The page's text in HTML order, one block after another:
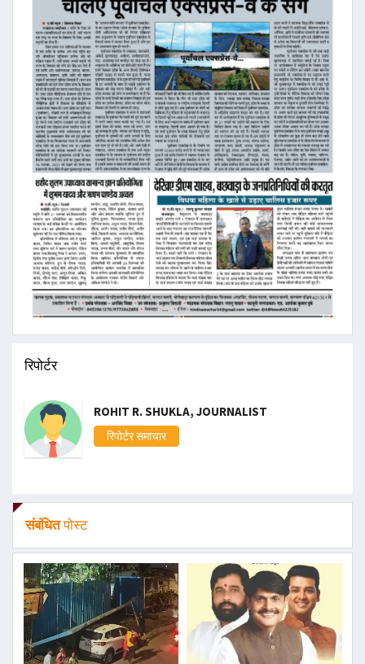
रिपोर्टर
ROHIT R. SHUKLA, JOURNALIST
रिपोर्टर समाचार
संबंधितपोस्ट